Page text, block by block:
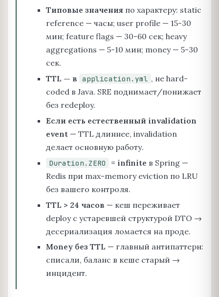
Типовые значения по характеру: static
reference — часы; user profile — 15-30
мин; feature flags — 30-60 сек; heavy
aggregations — 5-10 мин; money — 5-30
сек.
TTL — в application.yml , не hard-
coded в Java. SRE поднимает/понижает
без redeploy.
Если есть естественный invalidation
event — TTL длиннее, invalidation
делает основную работу.
Duration.ZERO = infinite в Spring —
Redis при max-memory eviction по LRU
без вашего контроля.
TTL > 24 часов — кеш переживает
deploy с устаревшей структурой DTO →
десериализация ломается на проде.
Money без TTL — главный антипаттерн:
списали, баланс в кеше старый →
инцидент.